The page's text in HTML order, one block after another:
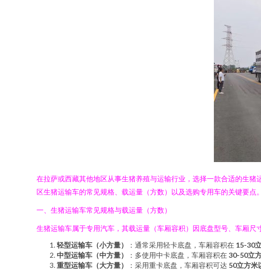
在拉萨或西藏其他地区从事生猪养殖与运输行业，选择一款合适的生
区生猪运输车的常见规格、载运量（方数）以及选购专用车的关键要点。
一、生猪运输车常见规格与载运量（方数）
生猪运输车属于专用汽车，其载运量（车厢容积）因底盘型号、车厢尺
轻型运输车（小方量）
：通常采用轻卡底盘，车厢容积在 15-30
中型运输车（中方量）
：多使用中卡底盘，车厢容积在30-50立
重型运输车（大方量）
：采用重卡底盘，车厢容积可达 50立方米